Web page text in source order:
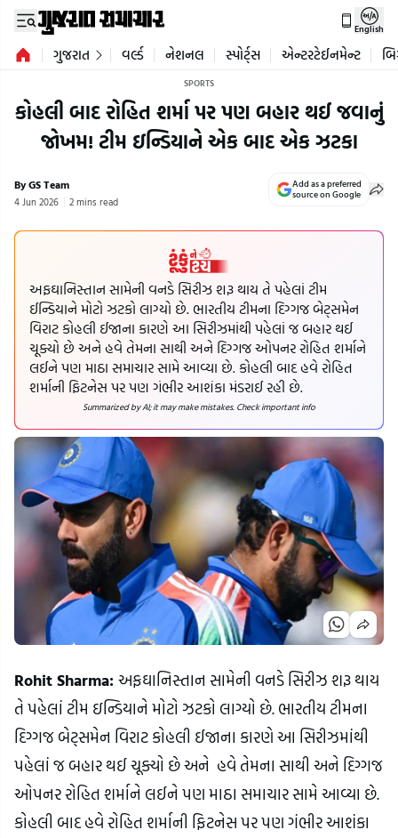
English
ગુજરાત વર્લ્ડ નેશનલ સ્પોર્ટ્સ એન્ટરટેઈનમેન્ટ
SPORTS
કોહલી બાદ રોહિત શર્મા પર પણ બહાર થઈ જવાનું
જોખમ! ટીમ ઇન્ડિયાને એક બાદ એક ઝટકા
By GS Team
4 Jun 2026 2 mins read
Add as a preferred
source on Google
અફઘાનિસ્તાન સામેની વનડે સિરીઝ શરૂ થાય તે પહેલાં ટીમ
ઈન્ડિયાને મોટો ઝટકો લાગ્યો છે. ભારતીય ટીમના દિગ્ગજ બેટ્સમેન
વિરાટ કોહલી ઈજાના કારણે આ સિરીઝમાંથી પહેલાં જ બહાર થઈ
ચૂક્યો છે અને હવે તેમના સાથી અને દિગ્ગજ ઓપનર રોહિત શર્માને
લઈને પણ માઠા સમાચાર સામે આવ્યા છે. કોહલી બાદ હવે રોહિત
શર્માની ફિટનેસ પર પણ ગંભીર આશંકા મંડરાઈ રહી છે.
Summarized by AI; it may make mistakes. Check important info
Rohit Sharma:અફઘાનિસ્તાન સામેની વનડે સિરીઝ શરૂ થાય
તે પહેલાં ટીમ ઇન્ડિયાને મોટો ઝટકો લાગ્યો છે. ભારતીય ટીમના
દિગ્ગજ બેટ્સમેન વિરાટ કોહલી ઈજાના કારણે આ સિરીઝમાંથી
પહેલાં જ બહાર થઈ ચૂક્યો છે અને હવે તેમના સાથી અને દિગ્ગજ
ઓપનર રોહિત શર્માને લઈને પણ માઠા સમાચાર સામે આવ્યા છે.
કોહલી બાદ હવે રોહિત શર્માની ફિટનેસ પર પણ ગંભીર આશંકા